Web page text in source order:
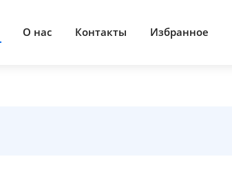
О нас Контакты Избранное